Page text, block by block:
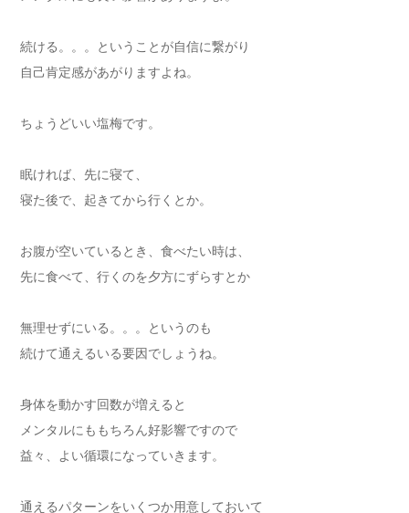
続ける。。。ということが自信に繋がり
自己肯定感があがりますよね。
ちょうどいい塩梅です。
眠ければ、先に寝て、
寝た後で、起きてから行くとか。
お腹が空いているとき、食べたい時は、
先に食べて、行くのを夕方にずらすとか
無理せずにいる。。。というのも
続けて通えるいる要因でしょうね。
身体を動かす回数が増えると
メンタルにももちろん好影響ですので
益々、よい循環になっていきます。
通えるパターンをいくつか用意しておいて